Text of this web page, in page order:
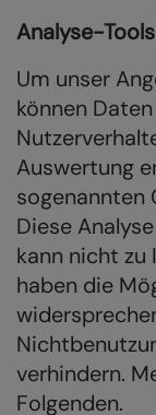
Analyse-Tools
Um unser
können
Auswertung
sogenannten
Diese
kann nicht zu
haben die
verhindern.
Folgenden.